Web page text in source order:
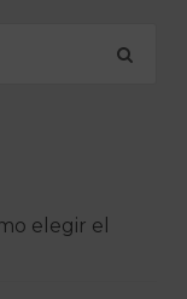
elegir el